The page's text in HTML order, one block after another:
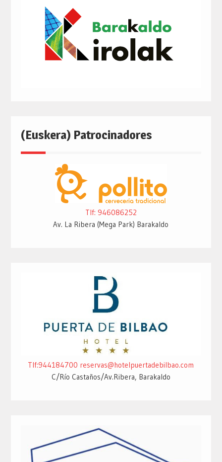
(Euskera) Patrocinadores
Tlf: 946086252
Av. La Ribera (Mega Park) Barakaldo
Tlf:944184700 reservas@hotelpuertadebilbao.com
C/Río Castaños/Av.Ribera, Barakaldo